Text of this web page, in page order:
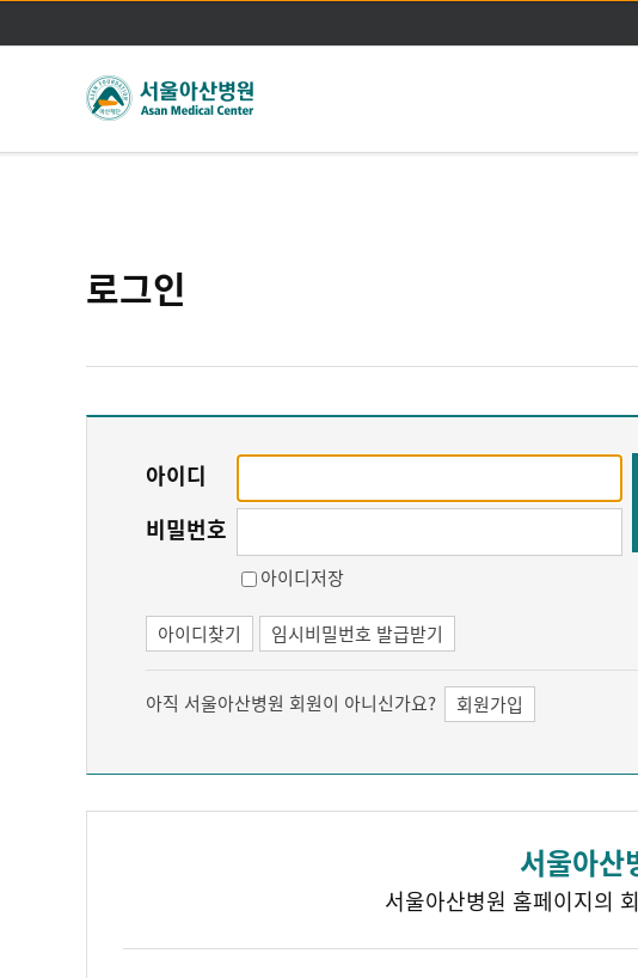
로그인
아이디
비밀번호
아이디저장
아이디찾기 임시비밀번호 발급받기
아직 서울아산병원 회원이 아니신가요? 회원가입
서울아산
서울아산병원 홈페이지의